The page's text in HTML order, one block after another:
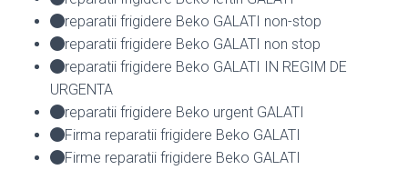
reparatii frigidere Beko GALATI non-stop
reparatii frigidere Beko GALATI non stop
reparatii frigidere Beko GALATI IN REGIM DE
URGENTA
reparatii frigidere Beko urgent GALATI
Firma reparatii frigidere Beko GALATI
Firme reparatii frigidere Beko GALATI